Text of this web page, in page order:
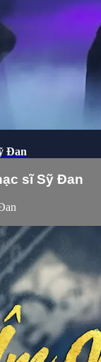
Đan
sĩ Sỹ Đan